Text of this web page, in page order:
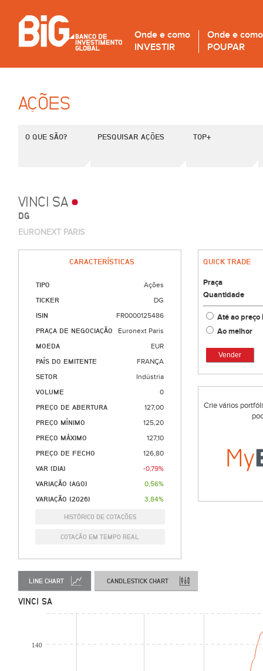
Onde e como
INVESTIR
Onde e como
POUPAR
AÇÕES
O QUE SÃO? PESQUISAR AÇÕES TOP+
VINCI SA
DG
EURONEXT PARIS
CARACTERÍSTICAS
TIPO Ações
TICKER DG
ISIN FR0000125486
PRAÇA DE NEGOCIAÇÃO Euronext Paris
MOEDA EUR
PAÍS DO EMITENTE FRANÇA
SETOR Indústria
VOLUME 0
PREÇO DE ABERTURA 127,00
PREÇO MÍNIMO 125,20
PREÇO MÁXIMO 127,10
PREÇO DE FECHO 126,80
VAR (DIA) -0,79%
VARIAÇÃO (AGO) 0,56%
VARIAÇÃO (2026) 3,84%
HISTÓRICO DE COTAÇÕES
COTAÇÃO EM TEMPO REAL
QUICK TRADE
Praça
Quantidade
Até ao
Ao melhor
Vender
Crie vários
LINE CHART CANDLESTICK CHART
VINCI SA
140